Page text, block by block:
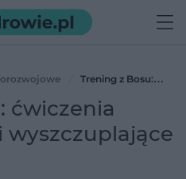
Trening z Bosu:
ćwiczenia